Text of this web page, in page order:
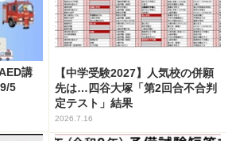
講
5
【中学受験2027】人気校の併願
先は…四谷大塚「第2回合不合判
定テスト」結果
2026.7.16